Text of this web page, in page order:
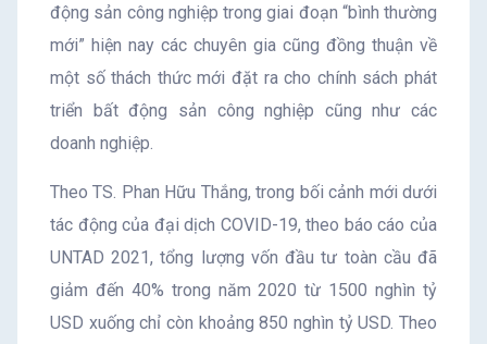
động sản công nghiệp trong giai đoạn “bình thường
mới” hiện nay các chuyên gia cũng đồng thuận về
một số thách thức mới đặt ra cho chính sách phát
triển bất động sản công nghiệp cũng như các
doanh nghiệp.
Theo TS. Phan Hữu Thắng, trong bối cảnh mới dưới
tác động của đại dịch COVID-19, theo báo cáo của
UNTAD 2021, tổng lượng vốn đầu tư toàn cầu đã
giảm đến 40% trong năm 2020 từ 1500 nghìn tỷ
USD xuống chỉ còn khoảng 850 nghìn tỷ USD. Theo